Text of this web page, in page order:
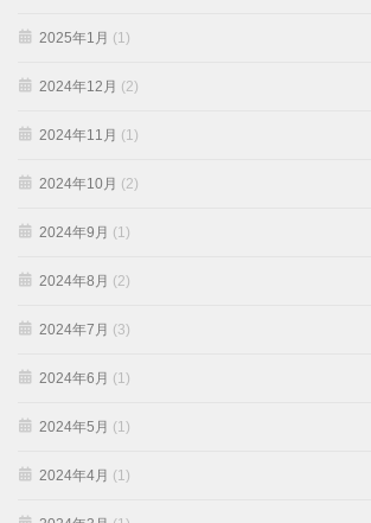
2025年1月 (1)
2024年12月 (2)
2024年11月 (1)
2024年10月 (2)
2024年9月 (1)
2024年8月 (2)
2024年7月 (3)
2024年6月 (1)
2024年5月 (1)
2024年4月 (1)